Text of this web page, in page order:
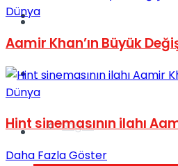
Yaşam
Sağlık
Dünya
Türkiye
Müzik
Dünya
Aamir Khan’ın Büyük
Dünya
Hint sinemasının ilahı
Daha Fazla Göster